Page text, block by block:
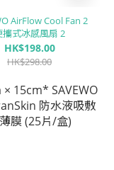
AirFlow Cool Fan 2
攜式冰感風扇 2
HK$198.00
HK$298.00